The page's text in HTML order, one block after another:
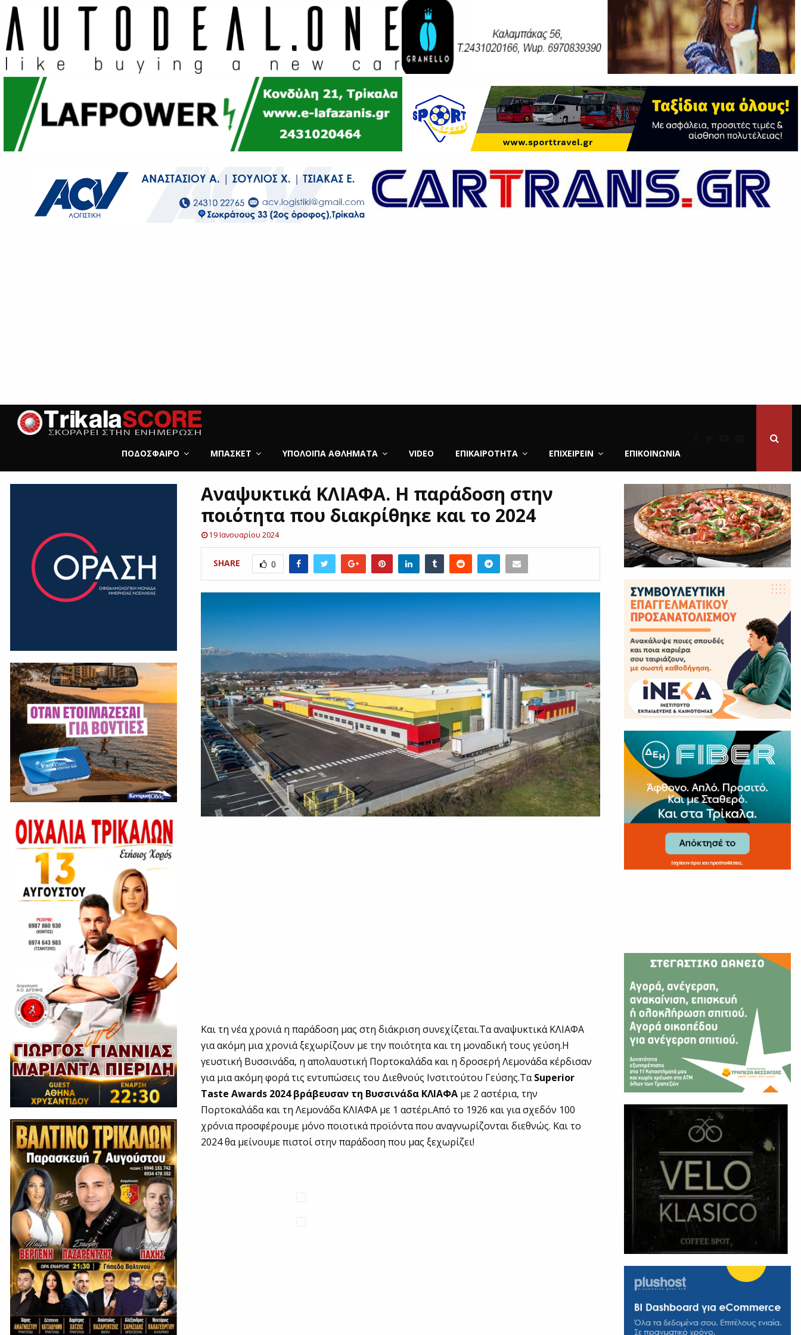
ΠΟΔΌΣΦΑΙΡΟ ΜΠΆΣΚΕΤ ΥΠΌΛΟΙΠΑ ΑΘΛΉΜΑΤΑ VIDEO ΕΠΙΚΑΙΡΌΤΗΤΑ ΕΠΙΧΕΙΡΕΙΝ ΕΠΙΚΟΙΝΩΝΊΑ
Αναψυκτικά ΚΛΙΑΦΑ. Η παράδοση στην
ποιότητα που διακρίθηκε και το 2024
19 Ιανουαρίου 2024
SHARE 0
Και τη νέα χρονιά η παράδοση μας στη διάκριση συνεχίζεται.Τα αναψυκτικά ΚΛΙΑΦΑ
για ακόμη μια χρονιά ξεχωρίζουν με την ποιότητα και τη μοναδική τους γεύση.Η
γευστική Βυσσινάδα, η απολαυστική Πορτοκαλάδα και η δροσερή Λεμονάδα κέρδισαν
για μια ακόμη φορά τις εντυπώσεις του Διεθνούς Ινστιτούτου Γεύσης.ΤαSuperior
Taste Awards 2024 βράβευσαν τη Βυσσινάδα ΚΛΙΑΦΑ με 2 αστέρια, την
Πορτοκαλάδα και τη Λεμονάδα ΚΛΙΑΦΑ με 1 αστέρι.Από το 1926 και για σχεδόν 100
χρόνια προσφέρουμε μόνο ποιοτικά προϊόντα που αναγνωρίζονται διεθνώς. Και το
2024 θα μείνουμε πιστοί στην παράδοση που μας ξεχωρίζει!